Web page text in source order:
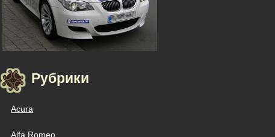
Рубрики
Acura
Alfa Romeo